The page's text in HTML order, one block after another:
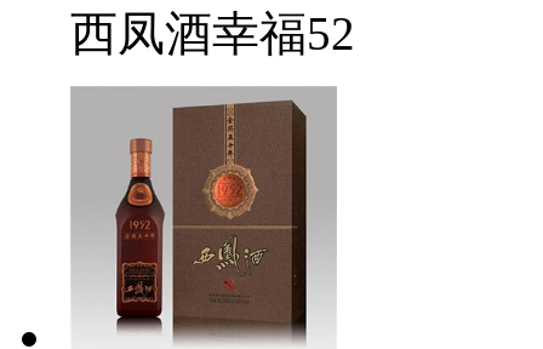
西凤酒幸福52